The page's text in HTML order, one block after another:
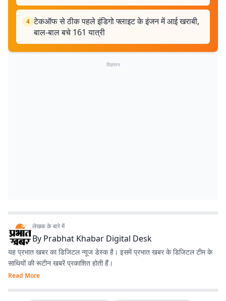
4 टेकऑफ से ठीक पहले इंडिगो फ्लाइट के इंजन में आई खराबी,
बाल-बाल बचे 161 यात्री
विज्ञापन
लेखक के बारे में
By Prabhat Khabar Digital Desk
यह प्रभात खबर का डिजिटल न्यूज डेस्क है। इसमें प्रभात खबर के डिजिटल टीम के
साथियों की रूटीन खबरें प्रकाशित होती हैं।
Read More